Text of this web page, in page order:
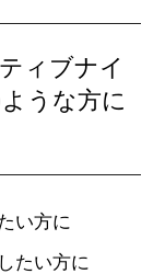
ィブナイ
うな方に
い方に
たい方に